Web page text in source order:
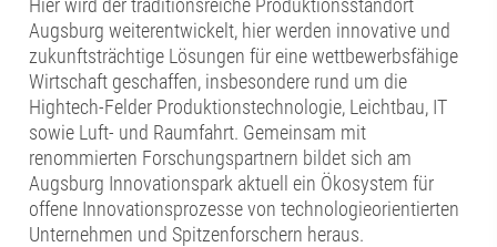
Hier wird der traditionsreiche Produktionsstandort
Augsburg weiterentwickelt, hier werden innovative und
zukunftsträchtige Lösungen für eine wettbewerbsfähige
Wirtschaft geschaffen, insbesondere rund um die
Hightech-Felder Produktionstechnologie, Leichtbau, IT
sowie Luft- und Raumfahrt. Gemeinsam mit
renommierten Forschungspartnern bildet sich am
Augsburg Innovationspark aktuell ein Ökosystem für
offene Innovationsprozesse von technologieorientierten
Unternehmen und Spitzenforschern heraus.